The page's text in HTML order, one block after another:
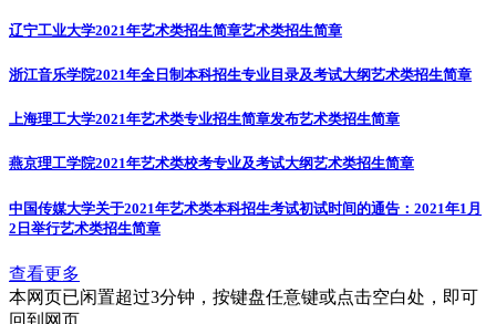
辽宁工业大学2021年艺术类招生简章艺术类招生简章
浙江音乐学院2021年全日制本科招生专业目录及考试大纲艺术类招生简章
上海理工大学2021年艺术类专业招生简章发布艺术类招生简章
燕京理工学院2021年艺术类校考专业及考试大纲艺术类招生简章
中国传媒大学关于2021年艺术类本科招生考试初试时间的通告：2021年1月
2日举行艺术类招生简章
查看更多
本网页已闲置超过3分钟，按键盘任意键或点击空白处，即可
回到网页